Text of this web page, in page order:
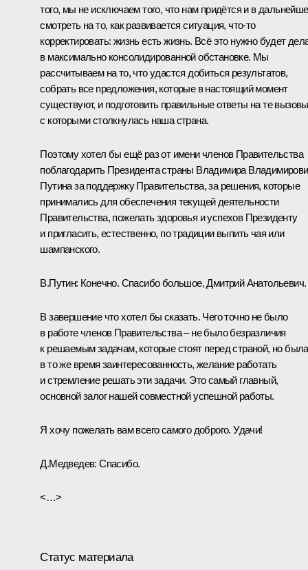
того, мы не исключаем того, что нам придётся и в
смотреть на то, как развивается ситуация, что‑то
корректировать: жизнь есть жизнь. Всё это нужно будет
в максимально консолидированной обстановке. Мы
рассчитываем на то, что удастся добиться результатов,
собрать все предложения, которые в настоящий момент
существуют, и подготовить правильные ответы на те
с которыми столкнулась наша страна.
Поэтому хотел бы ещё раз от имени членов Правительства
поблагодарить Президента страны Владимира
Путина за поддержку Правительства, за решения, которые
принимались для обеспечения текущей деятельности
Правительства, пожелать здоровья и успехов Президенту
и пригласить, естественно, по традиции выпить чая или
шампанского.
В.Путин: Конечно. Спасибо большое, Дмитрий Анатольевич.
В завершение что хотел бы сказать. Чего точно не было
в работе членов Правительства – не было безразличия
к решаемым задачам, которые стоят перед страной, но была
в то же время заинтересованность, желание работать
и стремление решать эти задачи. Это самый главный,
основной залог нашей совместной успешной работы.
Я хочу пожелать вам всего самого доброго. Удачи!
Д.Медведев: Спасибо.
<…>
Статус материала